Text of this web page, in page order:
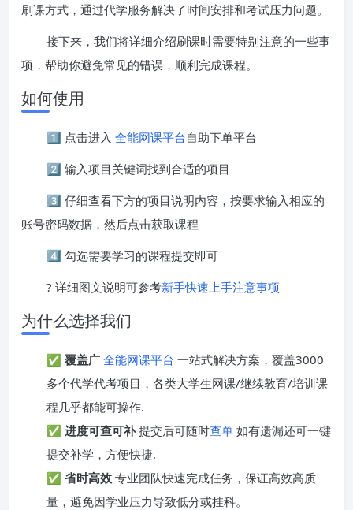
刷课方式，通过代学服务解决了时间安排和考试压力问题。
接下来，我们将详细介绍刷课时需要特别注意的一些事
项，帮助你避免常见的错误，顺利完成课程。
如何使用
1️⃣ 点击进入 全能网课平台自助下单平台
2️⃣ 输入项目关键词找到合适的项目
3️⃣ 仔细查看下方的项目说明内容，按要求输入相应的
账号密码数据，然后点击获取课程
4️⃣ 勾选需要学习的课程提交即可
? 详细图文说明可参考新手快速上手注意事项
为什么选择我们
✅ 覆盖广 全能网课平台 一站式解决方案，覆盖3000
多个代学代考项目，各类大学生网课/继续教育/培训课
程几乎都能可操作.
✅ 进度可查可补提交后可随时查单 如有遗漏还可一键
提交补学，方便快捷.
✅ 省时高效 专业团队快速完成任务，保证高效高质
量，避免因学业压力导致低分或挂科。